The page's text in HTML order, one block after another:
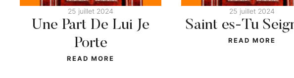
25 juillet 2024
Une Part De Lui Je
Porte
READ MORE
25 juillet 2024
Saint es-Tu
READ MORE